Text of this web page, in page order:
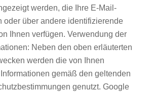
werden, die Ihre E-Mail-
oder über andere identifizierende
Ihnen verfügen. Verwendung der
Neben den oben erläuterten
werden die von Ihnen
gemäß den geltenden
genutzt. Google